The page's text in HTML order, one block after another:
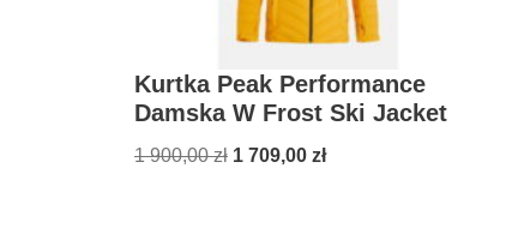
Kurtka Peak Performance
Damska W Frost Ski Jacket
1 900,00zł 1 709,00 zł